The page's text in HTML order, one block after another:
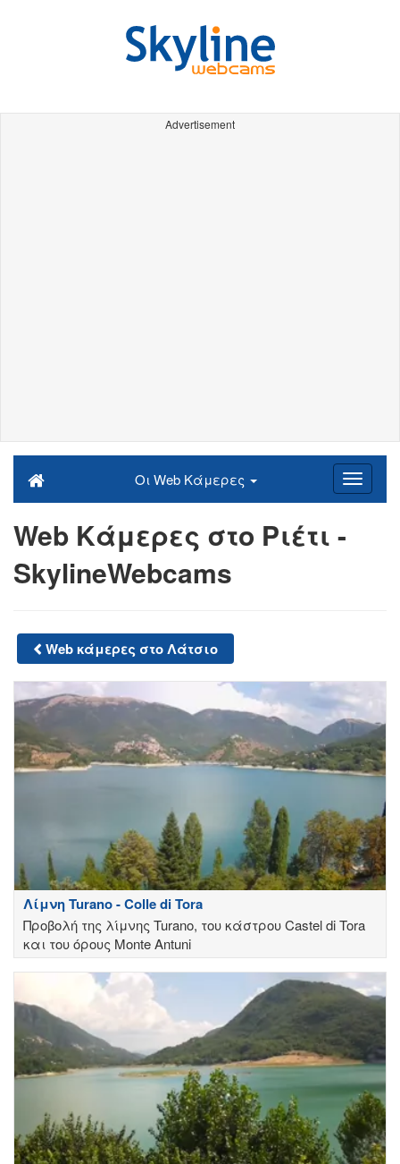
Advertisement
Οι Web Κάμερες
Web Κάμερες στο Ριέτι -
SkylineWebcams
Web κάμερες στο Λάτσιο
Λίμνη Turano - Colle di Tora
Προβολή της λίμνης Turano, του κάστρου Castel di Tora
και του όρους Monte Antuni